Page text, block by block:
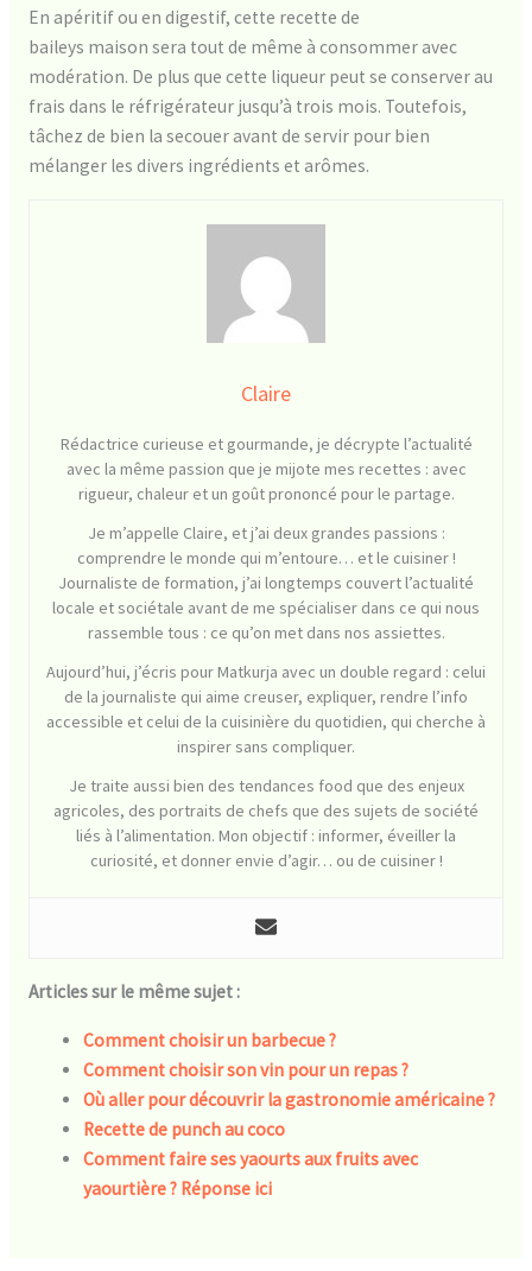
En apéritif ou en digestif, cette recette de
baileys maison sera tout de même à consommer avec
modération. De plus que cette liqueur peut se conserver au
frais dans le réfrigérateur jusqu’à trois mois. Toutefois,
tâchez de bien la secouer avant de servir pour bien
mélanger les divers ingrédients et arômes.
Claire
Rédactrice curieuse et gourmande, je décrypte l’actualité
avec la même passion que je mijote mes recettes : avec
rigueur, chaleur et un goût prononcé pour le partage.
Je m’appelle Claire, et j’ai deux grandes passions :
comprendre le monde qui m’entoure… et le cuisiner !
Journaliste de formation, j’ai longtemps couvert l’actualité
locale et sociétale avant de me spécialiser dans ce qui nous
rassemble tous : ce qu’on met dans nos assiettes.
Aujourd’hui, j’écris pour Matkurja avec un double regard : celui
de la journaliste qui aime creuser, expliquer, rendre l’info
accessible et celui de la cuisinière du quotidien, qui cherche à
inspirer sans compliquer.
Je traite aussi bien des tendances food que des enjeux
agricoles, des portraits de chefs que des sujets de société
liés à l’alimentation. Mon objectif : informer, éveiller la
curiosité, et donner envie d’agir… ou de cuisiner !
Articles sur le même sujet :
Comment choisir un barbecue ?
Comment choisir son vin pour un repas ?
Où aller pour découvrir la gastronomie américaine ?
Recette de punch au coco
Comment faire ses yaourts aux fruits avec
yaourtière ? Réponse ici